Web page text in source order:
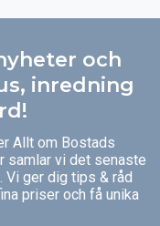
och
inredning
Allt om Bostads
samlar vi det senaste
Vi ger dig tips & råd
priser och få unika